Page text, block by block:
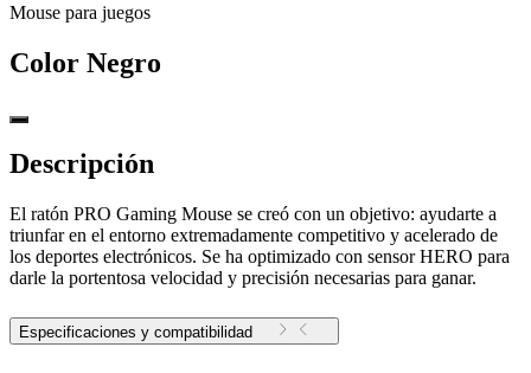
Mouse para juegos
Color Negro
Descripción
El ratón PRO Gaming Mouse se creó con un objetivo: ayudarte a
triunfar en el entorno extremadamente competitivo y acelerado de
los deportes electrónicos. Se ha optimizado con sensor HERO para
darle la portentosa velocidad y precisión necesarias para ganar.
Especificaciones y compatibilidad